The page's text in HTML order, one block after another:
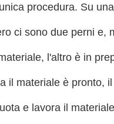
procedura. Su
ci sono due perni e,
l'altro è in
il materiale è pronto,
e lavora il